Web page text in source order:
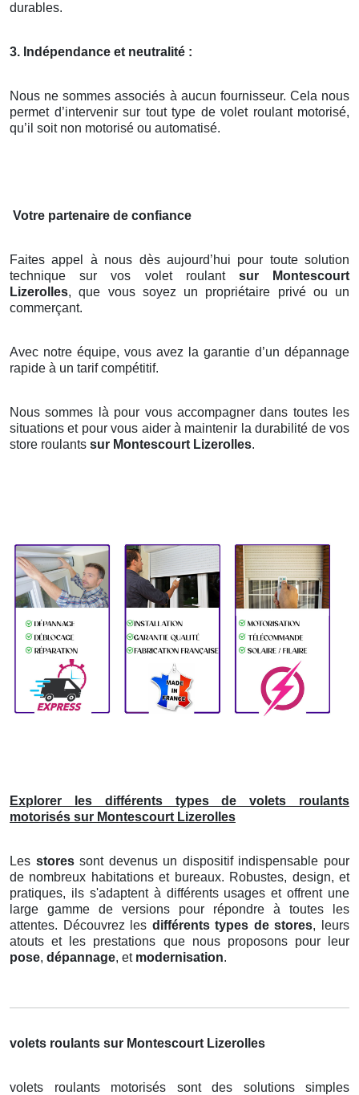
durables.
3. Indépendance et neutralité :
Nous ne sommes associés à aucun fournisseur. Cela nous
permet d’intervenir sur tout type de volet roulant motorisé,
qu’il soit non motorisé ou automatisé.
Votre partenaire de confiance
Faites appel à nous dès aujourd’hui pour toute solution
technique sur vos volet roulant sur Montescourt
Lizerolles, que vous soyez un propriétaire privé ou un
commerçant.
Avec notre équipe, vous avez la garantie d’un dépannage
rapide à un tarif compétitif.
Nous sommes là pour vous accompagner dans toutes les
situations et pour vous aider à maintenir la durabilité de vos
store roulants sur Montescourt Lizerolles.
Explorer les différents types de volets roulants
motorisés sur Montescourt Lizerolles
Les storessont devenus un dispositif indispensable pour
de nombreux habitations et bureaux. Robustes, design, et
pratiques, ils s'adaptent à différents usages et offrent une
large gamme de versions pour répondre à toutes les
attentes. Découvrez les différents types de stores, leurs
atouts et les prestations que nous proposons pour leur
pose, dépannage, et modernisation.
volets roulants sur Montescourt Lizerolles
volets roulants motorisés sont des solutions simples